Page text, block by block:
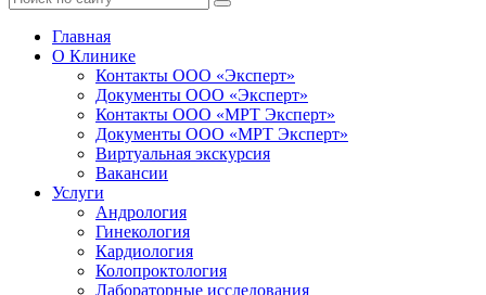
Главная
О Клинике
Контакты ООО «Эксперт»
Документы ООО «Эксперт»
Контакты ООО «МРТ Эксперт»
Документы ООО «МРТ Эксперт»
Виртуальная экскурсия
Вакансии
Услуги
Андрология
Гинекология
Кардиология
Колопроктология
Лабораторные исследования